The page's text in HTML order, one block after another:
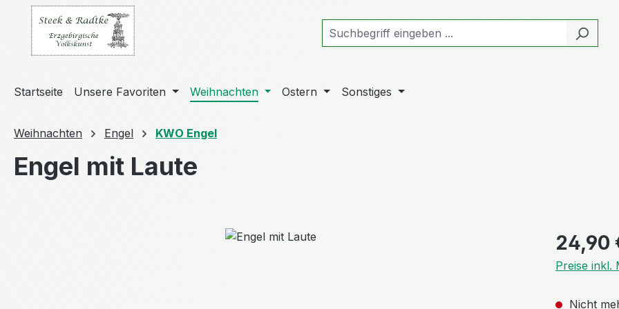
Hauptinhalt springen
Zur Suche springen
Zur Hauptnavigation springen
Startseite Unsere Favoriten Weihnachten Ostern Sonstiges
Weihnachten Engel KWO Engel
Engel mit Laute
Regulärer
24,90
Preise inkl.
Nicht